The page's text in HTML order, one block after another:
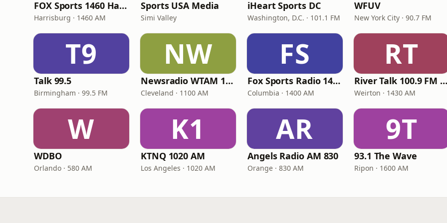
FOX Sports 1460 Harrisburg
Harrisburg · 1460 AM
Sports USA Media
Simi Valley
iHeart Sports DC
Washington, D.C. · 101.1 FM
WFUV
New York City · 90.7 FM
T9
Talk 99.5
Birmingham · 99.5 FM
NW
Newsradio WTAM 1100
Cleveland · 1100 AM
FS
Fox Sports Radio 1400
Columbia · 1400 AM
RT
River Talk 100.9
Weirton · 1430 AM
W
WDBO
Orlando · 580 AM
K1
KTNQ 1020 AM
Los Angeles · 1020 AM
AR
Angels Radio AM 830
Orange · 830 AM
9T
93.1 The Wave
Ripon · 1600 AM